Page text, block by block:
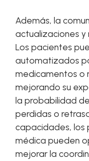
Además, la
actualizaciones y
Los pacientes
automatizados
medicamentos o
mejorando su
la probabilidad
perdidas o
capacidades, los
médica pueden
mejorar la